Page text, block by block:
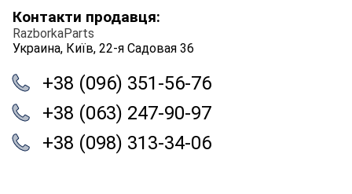
Контакти продавця:
RazborkaParts
Украина, Київ, 22-я Садовая 36
+38 (096) 351-56-76
+38 (063) 247-90-97
+38 (098) 313-34-06